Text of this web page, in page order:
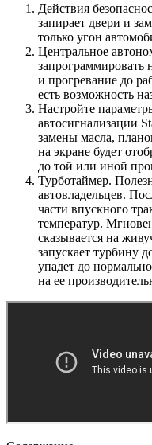
Действия
запирает двери и
только угон
Центральное
запрограммировать
и прогревание до
есть возможность
Настройте
автосигнализации
замены масла,
на экране будет
до той или иной
Турботаймер.
автовладельцев.
части впускного
температур.
сказывается на
запускает турбину
упадет до
на ее